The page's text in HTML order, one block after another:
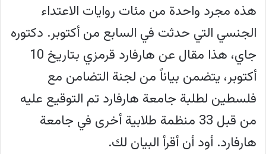
هذه مجرد واحدة من مئات روايات الاعتداء
الجنسي التي حدثت في السابع من أكتوبر. دكتوره
جاي، هذا مقال عن هارفارد قرمزي بتاريخ 10
أكتوبر، يتضمن بياناً من لجنة التضامن مع
فلسطين لطلبة جامعة هارفارد تم التوقيع عليه
من قبل 33 منظمة طلابية أخرى في جامعة
هارفارد. أود أن أقرأ البيان لك.